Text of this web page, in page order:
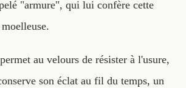
"armure", qui lui confère cette
au velours de résister à l'usure,
son éclat au fil du temps, un